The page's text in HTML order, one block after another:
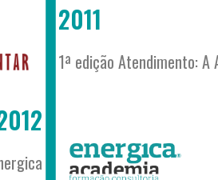
2011
1ª edição Atendimento: